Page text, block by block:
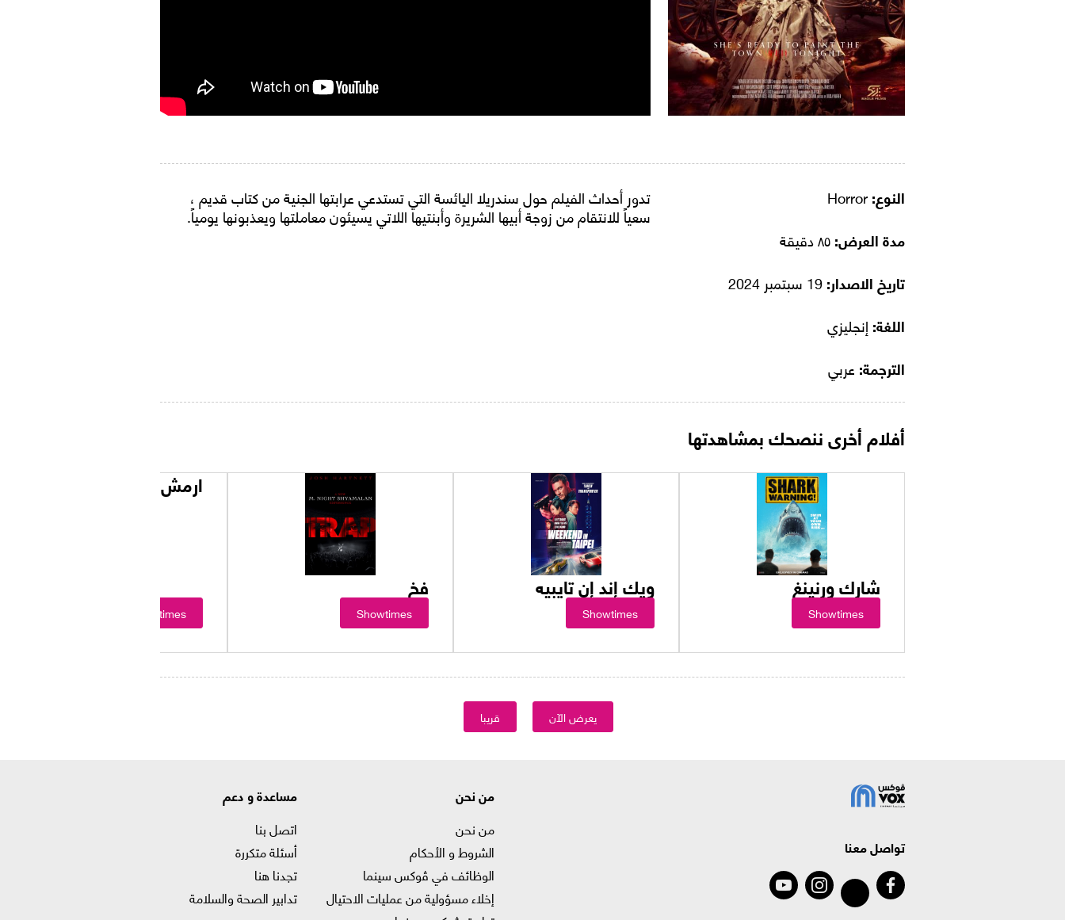
النوع:
مدة العرض:
تاريخ الاصدار:
اللغة: إنجليزي
الترجمة: عربي
تدور أحداث الفيلم حول سندريلا اليائسة التي تستدعي عرابتها الجنية من كتاب قديم ،
سعياً للانتقام من زوجة أبيها الشريرة وأبنتيها اللاتي يسيئون معاملتها ويعذبونها يومياً.
أفلام أخرى ننصحك بمشاهدتها
شارك ورنينغ
Showtimes
ويك إند إن تايبيه
Showtimes
فخ
Showtimes
ارمش مرتين
Showtimes
يعرض الآن قريبا
تواصل معنا
من نحن
من نحن
الشروط و الأحكام
الوظائف في ﭬوكس سينما
إخلاء مسؤولية من عمليات الاحتيال
مساعدة و دعم
اتصل بنا
أسئلة متكررة
تجدنا هنا
تدابير الصحة والسلامة